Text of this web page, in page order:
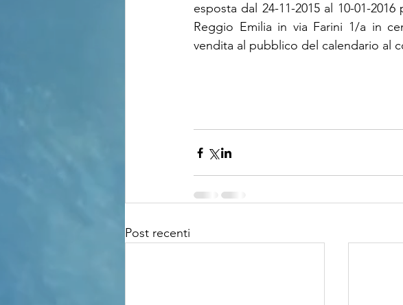
esposta dal 24-11-2015 al 10-01-
Reggio Emilia in via Farini 1/a in
vendita al pubblico del calendario al
Post recenti